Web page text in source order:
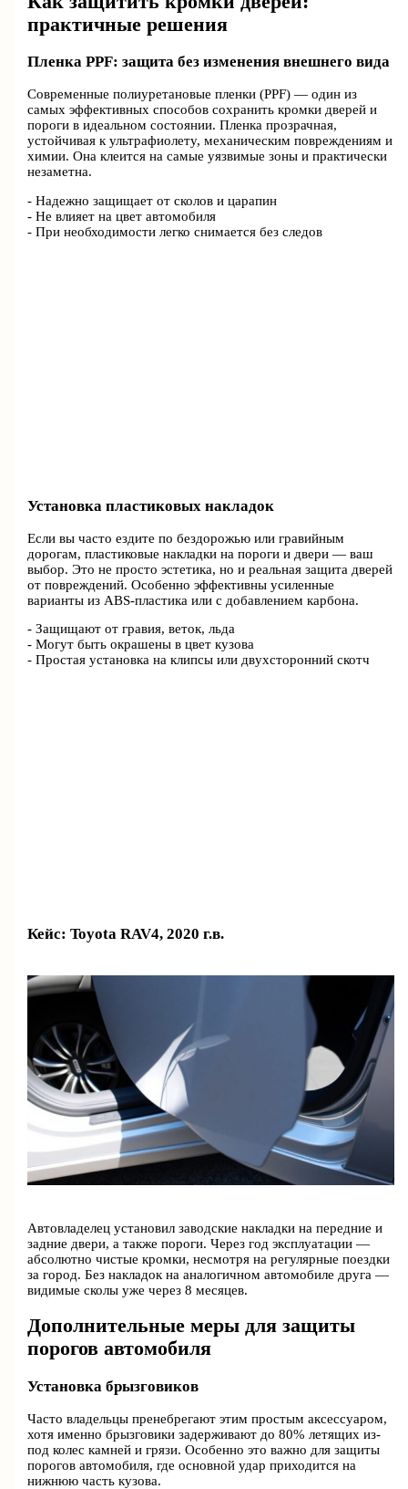
практичные решения
Пленка PPF: защита без изменения внешнего вида
Современные полиуретановые пленки (PPF) — один из
самых эффективных способов сохранить кромки дверей и
пороги в идеальном состоянии. Пленка прозрачная,
устойчивая к ультрафиолету, механическим повреждениям и
химии. Она клеится на самые уязвимые зоны и практически
незаметна.
- Надежно защищает от сколов и царапин
- Не влияет на цвет автомобиля
- При необходимости легко снимается без следов
Установка пластиковых накладок
Если вы часто ездите по бездорожью или гравийным
дорогам, пластиковые накладки на пороги и двери — ваш
выбор. Это не просто эстетика, но и реальная защита дверей
от повреждений. Особенно эффективны усиленные
варианты из ABS-пластика или с добавлением карбона.
- Защищают от гравия, веток, льда
- Могут быть окрашены в цвет кузова
- Простая установка на клипсы или двухсторонний скотч
Кейс: Toyota RAV4, 2020 г.в.
Автовладелец установил заводские накладки на передние и
задние двери, а также пороги. Через год эксплуатации —
абсолютно чистые кромки, несмотря на регулярные поездки
за город. Без накладок на аналогичном автомобиле друга —
видимые сколы уже через 8 месяцев.
Дополнительные меры для защиты
порогов автомобиля
Установка брызговиков
Часто владельцы пренебрегают этим простым аксессуаром,
хотя именно брызговики задерживают до 80% летящих из-
под колес камней и грязи. Особенно это важно для защиты
порогов автомобиля, где основной удар приходится на
нижнюю часть кузова.